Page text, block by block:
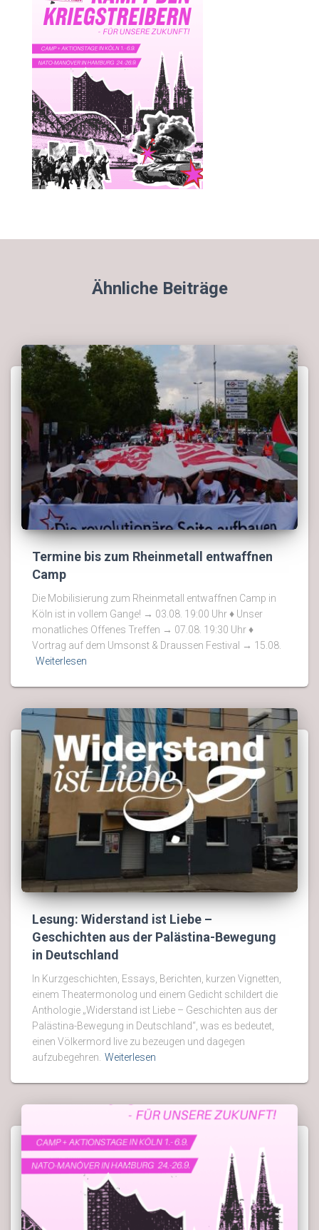
Ähnliche Beiträge
Termine bis zum Rheinmetall entwaffnen
Camp
Die Mobilisierung zum Rheinmetall entwaffnen Camp in
Köln ist in vollem Gange! → 03.08. 19:00 Uhr ♦ Unser
monatliches Offenes Treffen → 07.08. 19:30 Uhr ♦
Vortrag auf dem Umsonst & Draussen Festival → 15.08.
Weiterlesen
Lesung: Widerstand ist Liebe –
Geschichten aus der Palästina-Bewegung
in Deutschland
In Kurzgeschichten, Essays, Berichten, kurzen Vignetten,
einem Theatermonolog und einem Gedicht schildert die
Anthologie „Widerstand ist Liebe – Geschichten aus der
Palästina-Bewegung in Deutschland“, was es bedeutet,
einen Völkermord live zu bezeugen und dagegen
aufzubegehren. Weiterlesen